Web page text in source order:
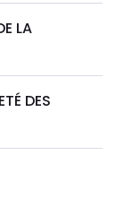
LA
DES